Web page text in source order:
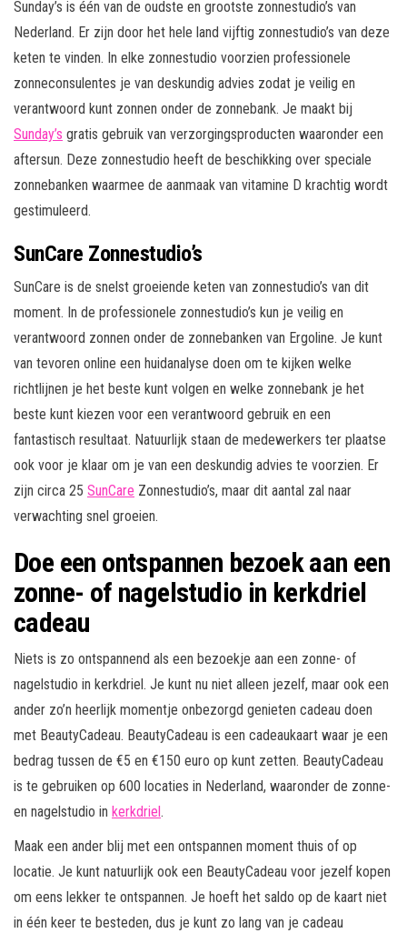
Sunday’s is één van de oudste en grootste zonnestudio’s van
Nederland. Er zijn door het hele land vijftig zonnestudio’s van deze
keten te vinden. In elke zonnestudio voorzien professionele
zonneconsulentes je van deskundig advies zodat je veilig en
verantwoord kunt zonnen onder de zonnebank. Je maakt bij
Sunday’s gratis gebruik van verzorgingsproducten waaronder een
aftersun. Deze zonnestudio heeft de beschikking over speciale
zonnebanken waarmee de aanmaak van vitamine D krachtig wordt
gestimuleerd.
SunCare Zonnestudio’s
SunCare is de snelst groeiende keten van zonnestudio’s van dit
moment. In de professionele zonnestudio’s kun je veilig en
verantwoord zonnen onder de zonnebanken van Ergoline. Je kunt
van tevoren online een huidanalyse doen om te kijken welke
richtlijnen je het beste kunt volgen en welke zonnebank je het
beste kunt kiezen voor een verantwoord gebruik en een
fantastisch resultaat. Natuurlijk staan de medewerkers ter plaatse
ook voor je klaar om je van een deskundig advies te voorzien. Er
zijn circa 25 SunCare Zonnestudio’s, maar dit aantal zal naar
verwachting snel groeien.
Doe een ontspannen bezoek aan een
zonne- of nagelstudio in kerkdriel
cadeau
Niets is zo ontspannend als een bezoekje aan een zonne- of
nagelstudio in kerkdriel. Je kunt nu niet alleen jezelf, maar ook een
ander zo’n heerlijk momentje onbezorgd genieten cadeau doen
met BeautyCadeau. BeautyCadeau is een cadeaukaart waar je een
bedrag tussen de €5 en €150 euro op kunt zetten. BeautyCadeau
is te gebruiken op 600 locaties in Nederland, waaronder de zonne-
en nagelstudio in kerkdriel.
Maak een ander blij met een ontspannen moment thuis of op
locatie. Je kunt natuurlijk ook een BeautyCadeau voor jezelf kopen
om eens lekker te ontspannen. Je hoeft het saldo op de kaart niet
in één keer te besteden, dus je kunt zo lang van je cadeau